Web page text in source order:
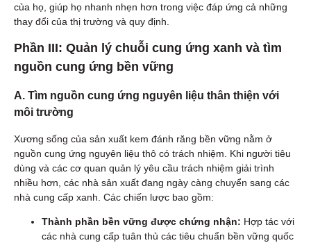
của họ, giúp họ nhanh nhẹn hơn trong việc đáp ứng cả những
thay đổi của thị trường và quy định.
Phần III: Quản lý chuỗi cung ứng xanh và tìm
nguồn cung ứng bền vững
A. Tìm nguồn cung ứng nguyên liệu thân thiện với
môi trường
Xương sống của sản xuất kem đánh răng bền vững nằm ở
nguồn cung ứng nguyên liệu thô có trách nhiệm. Khi người tiêu
dùng và các cơ quan quản lý yêu cầu trách nhiệm giải trình
nhiều hơn, các nhà sản xuất đang ngày càng chuyển sang các
nhà cung cấp xanh. Các chiến lược bao gồm:
Thành phần bền vững được chứng nhận: Hợp tác với
các nhà cung cấp tuân thủ các tiêu chuẩn bền vững quốc